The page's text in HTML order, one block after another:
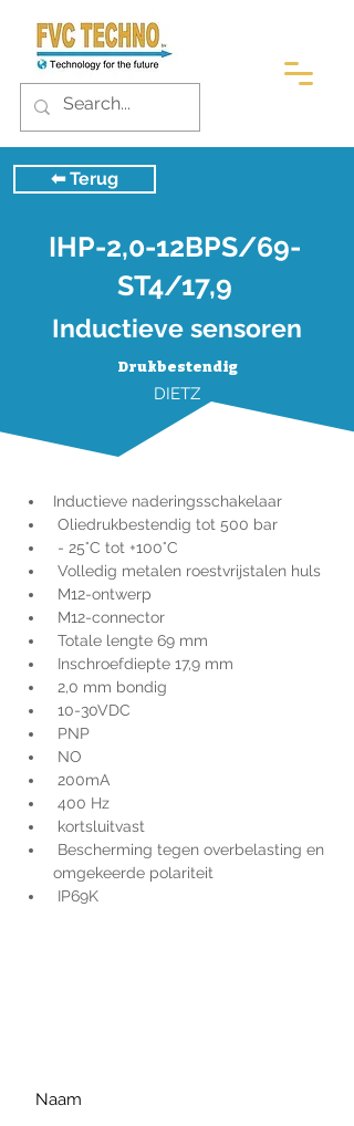
⬅︎ Terug
IHP-2,0-12BPS/69-
ST4/17,9
Inductieve sensoren
Drukbestendig
DIETZ
Inductieve naderingsschakelaar
Oliedrukbestendig tot 500 bar
- 25°C tot +100°C
Volledig metalen roestvrijstalen huls
M12-ontwerp
M12-connector
Totale lengte 69 mm
Inschroefdiepte 17,9 mm
2,0 mm bondig
10-30VDC
PNP
NO
200mA
400 Hz
kortsluitvast
omgekeerde polariteit
IP69K